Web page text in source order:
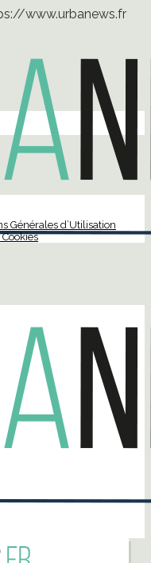
www.urbanews.fr
Générales d’Utilisation